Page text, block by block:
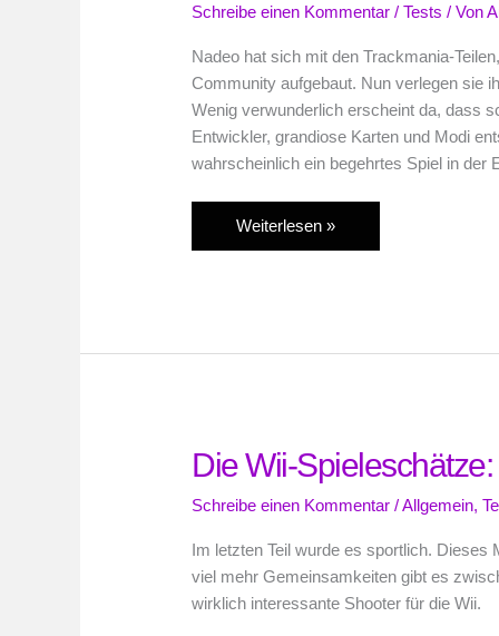
Schreibe einen Kommentar /Tests / Von
Nadeo hat sich mit den Trackmania-
Community aufgebaut. Nun verlegen sie
Wenig verwunderlich erscheint da, dass
Entwickler, grandiose Karten und Modi
wahrscheinlich ein begehrtes Spiel in der
Angespielt:
ShootMania
Weiterlesen »
Die Wii-
Schreibe einen Kommentar /Allgemein,
Im letzten Teil wurde es sportlich. Dieses
viel mehr Gemeinsamkeiten gibt es
wirklich interessante Shooter für die Wii.